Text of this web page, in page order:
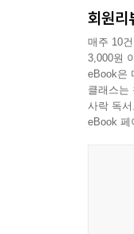
‘우리는
살아남
2003년
불법 구
제주,
회원리
매주 10
3,000원
eBook은
클래스는
사락 독
eBook 페